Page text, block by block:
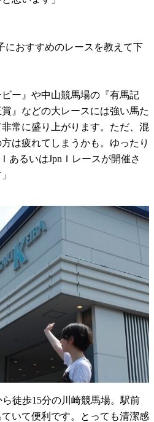
おすすめのレースを教えて下
ビー』や中山競馬場の『有馬記
』などの大レースには強い馬た
常に盛り上がります。ただ、混
は疲れてしまうかも。ゆったり
あるいはJpnＩレースが開催さ
徒歩15分の川崎競馬場。駅前
いて便利です。とっても清潔感